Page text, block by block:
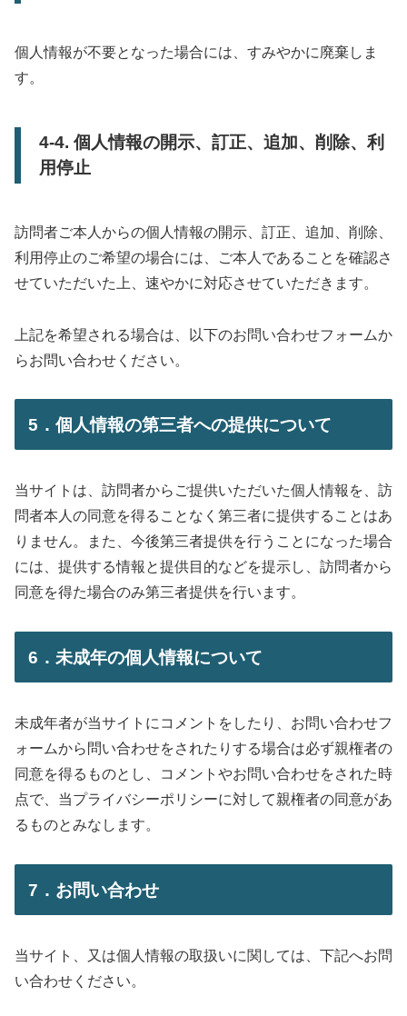
個人情報が不要となった場合には、すみやかに廃棄しま
す。
4-4. 個人情報の開示、訂正、追加、削除、利
用停止
訪問者ご本人からの個人情報の開示、訂正、追加、削除、
利用停止のご希望の場合には、ご本人であることを確認さ
せていただいた上、速やかに対応させていただきます。
上記を希望される場合は、以下のお問い合わせフォームか
らお問い合わせください。
5．個人情報の第三者への提供について
当サイトは、訪問者からご提供いただいた個人情報を、訪
問者本人の同意を得ることなく第三者に提供することはあ
りません。また、今後第三者提供を行うことになった場合
には、提供する情報と提供目的などを提示し、訪問者から
同意を得た場合のみ第三者提供を行います。
6．未成年の個人情報について
未成年者が当サイトにコメントをしたり、お問い合わせフ
ォームから問い合わせをされたりする場合は必ず親権者の
同意を得るものとし、コメントやお問い合わせをされた時
点で、当プライバシーポリシーに対して親権者の同意があ
るものとみなします。
7．お問い合わせ
当サイト、又は個人情報の取扱いに関しては、下記へお問
い合わせください。